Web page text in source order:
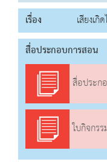
เรื่อง
เสียงเ
สื่อประกอบการสอน
สื่อประก
ใบกิจกรรม